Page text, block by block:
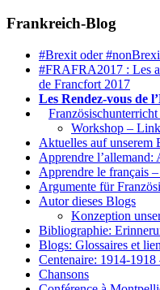
Frankreich-Blog
#Brexit oder
#FRAFRA2017 : Les
de Francfort 2017
Les Rendez-vous de
Workshop –
Aktuelles auf unserem
Apprendre l’allemand:
Apprendre le français
Argumente für
Autor dieses Blogs
Konzeption
Bibliographie:
Blogs: Glossaires et
Centenaire: 1914-
Chansons